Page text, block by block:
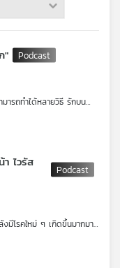
"
ารถทำได้หลายวิธี รักบน
รมที่สามารถกระชับรักได้
ามคิดสร้างสรรค์ หรือวิธีการ
โรงหมอ เล่าให้ฟังค่ะ
า ไวรัส
มีโรคใหม่ ๆ เกิดขึ้นมากมาย
ยแต่สถานการณ์ในตอนนี้ก็ใช่
วลิงเราเรียกไวรัสชนิดนี้ว่า
วีปแอฟริกาเป็นจุดเริ่มต้น